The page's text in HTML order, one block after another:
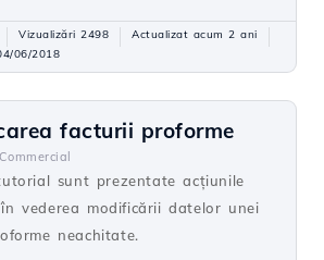
Vizualizări 2498
Actualizat acum 2 ani
06/2018
facturii proforme
Commercial
sunt prezentate acțiunile
în vederea modificării datelor unei
neachitate.